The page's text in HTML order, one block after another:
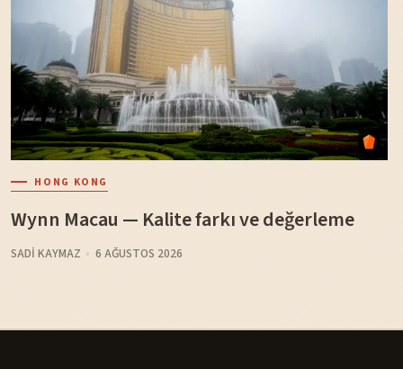
HONG KONG
Wynn Macau — Kalite farkı ve değerleme
SADI KAYMAZ 6 AĞUSTOS 2026